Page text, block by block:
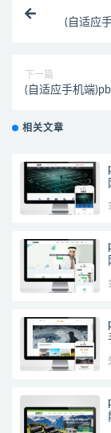
(自适应
下一篇
(自适应手机端
相关文章